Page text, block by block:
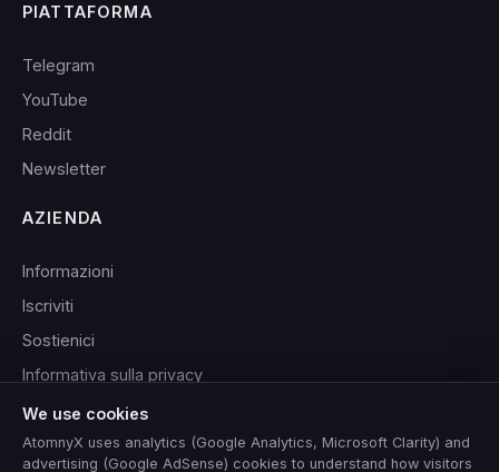
PIATTAFORMA
Telegram
YouTube
Reddit
Newsletter
AZIENDA
Informazioni
Iscriviti
Sostienici
Informativa sulla privacy
Condizioni di servizio
We use cookies
AtomnyX uses analytics (Google Analytics, Microsoft Clarity) and
advertising (Google AdSense) cookies to understand how visitors